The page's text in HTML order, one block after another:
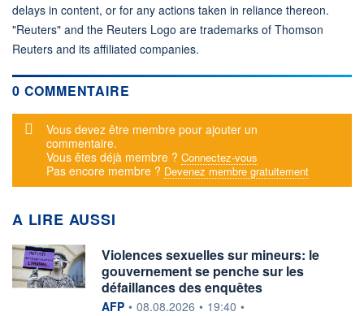
delays in content, or for any actions taken in reliance thereon.
"Reuters" and the Reuters Logo are trademarks of Thomson
Reuters and its affiliated companies.
0 COMMENTAIRE
Message d'alerte
Vous devez être membre pour ajouter un
commentaire.
Vous êtes déjà membre ? Connectez-vous
Pas encore membre ? Devenez membre gratuitement
A LIRE AUSSI
Violences sexuelles sur mineurs: le
gouvernement se penche sur les
défaillances des enquêtes
information fournie par
AFP • 08.08.2026 • 19:40 •